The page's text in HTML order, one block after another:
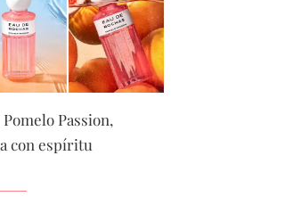
Passion,
con espíritu